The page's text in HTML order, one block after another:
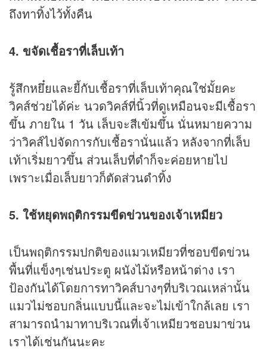
ถึงทาทิ้งไว้ทั้งคืน
4. ขจัดเชื้อราที่เล็บเท้า
รู้สึกหยึ๋ยและยี้กับเชื้อราที่เล็บเท้าคุณใช่มั้ยคะ
วิคส์ช่วยได้ค่ะ นวดวิคส์ที่นิ้วที่ดูเหมือนจะมีเชื้อรา
ขึ้น ภายใน 1 วัน เล็บจะสีเข้มขึ้น นั่นหมายความ
ว่าวิคส์ไปจัดการกับเชื้อรานั่นแล้ว หลังจากที่เล็บ
เท้าเริ่มยาวขึ้น ส่วนเล็บที่ดำก็จะค่อยหายไป
เพราะเมื่อเล็บยาวก็ตัดส่วนดำทิ้ง
5. ใช้หยุดพฤติกรรมขีดข่วนของเจ้าเหมียว
เป็นพฤติกรรมปกติของแมวเหมียวที่ชอบขีดข่วน
พื้นที่แข็งๆเช่นประตู ผนังไม้หรือหน้าต่าง เรา
ป้องกันได้โดยการทาวิคส์บางๆที่บริเวณเหล่านั้น
แมวไม่ชอบกลิ่นแบบนี้และจะไม่เข้าใกล้เลย เรา
สามารถนำมาทาบริเวณที่เจ้าเหมียวชอบมาข่วน
เราได้เช่นกันนะคะ